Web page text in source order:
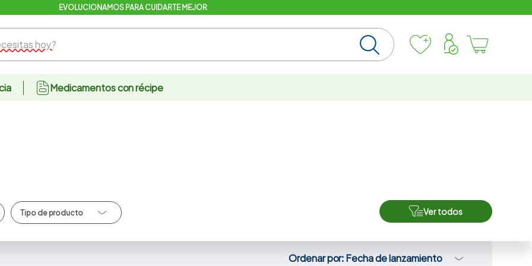
EVOLUCIONAMOS PARA CUIDARTE MEJOR
hoy?
Medicamentos con récipe
Ver todos
Ordenar por Fecha de lanzamiento